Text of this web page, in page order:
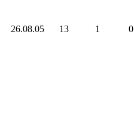
26.08.05 13 1 0